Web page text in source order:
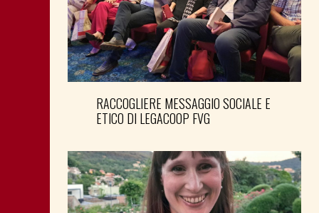
RACCOGLIERE MESSAGGIO SOCIALE E
ETICO DI LEGACOOP FVG